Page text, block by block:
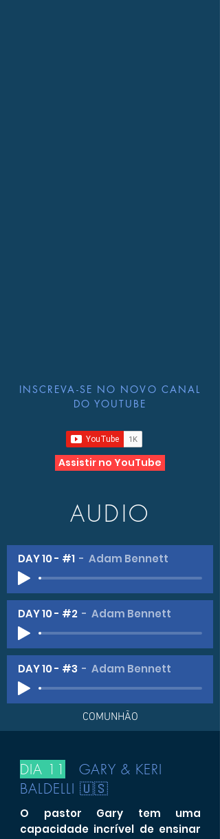
INSCREVA-SE NO NOVO CANAL
DO YOUTUBE
Assistir no YouTube
AUDIO
DAY 10 - #1 Adam Bennett
DAY 10 - #2 Adam Bennett
DAY 10 - #3 Adam Bennett
COMUNHÃO
DIA 11
GARY & KERI
BALDELLI 🇺🇸
O pastor Gary tem uma
capacidade incrível de ensinar